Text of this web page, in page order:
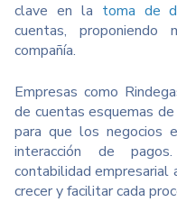
clave en la toma de
cuentas,
compañía.
Empresas como
de cuentas esquemas
para que los negocios
interacción de
contabilidad empresarial
crecer y facilitar cada